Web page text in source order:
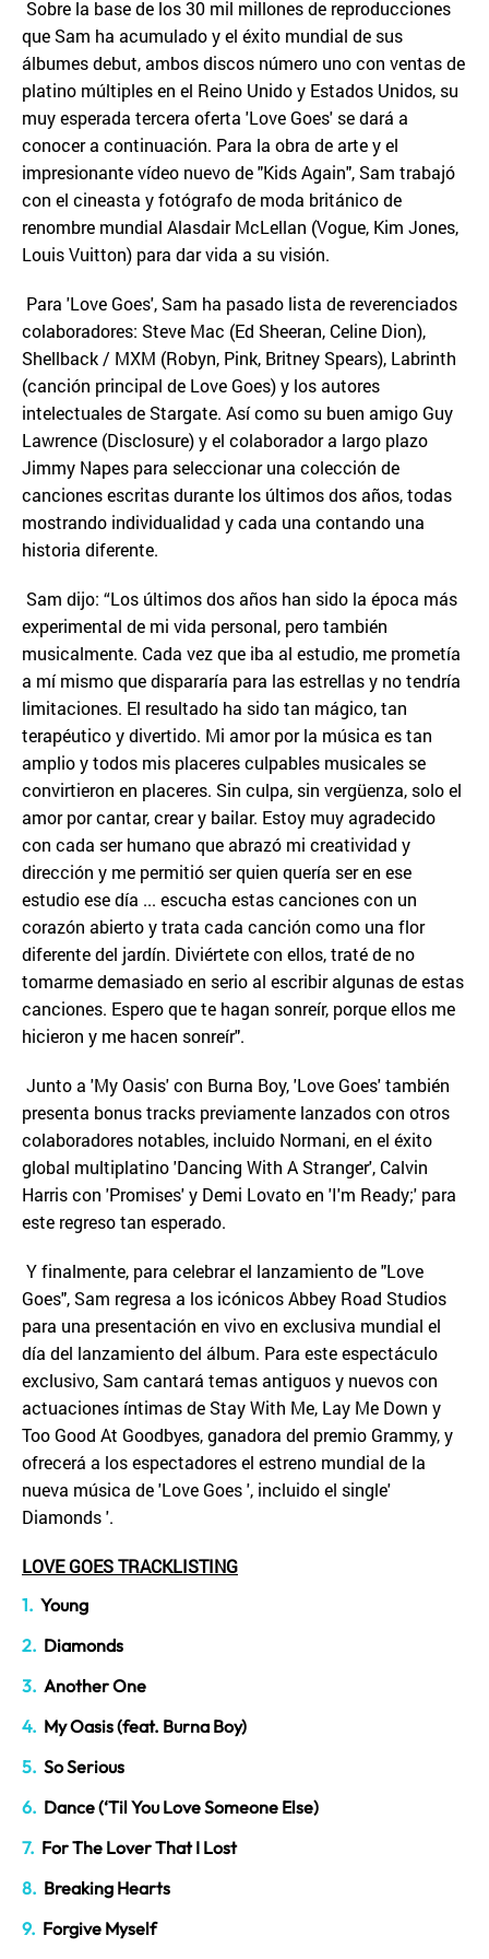
Sobre la base de los 30 mil millones de reproducciones
que Sam ha acumulado y el éxito mundial de sus
álbumes debut, ambos discos número uno con ventas de
platino múltiples en el Reino Unido y Estados Unidos, su
muy esperada tercera oferta 'Love Goes' se dará a
conocer a continuación. Para la obra de arte y el
impresionante vídeo nuevo de "Kids Again", Sam trabajó
con el cineasta y fotógrafo de moda británico de
renombre mundial Alasdair McLellan (Vogue, Kim Jones,
Louis Vuitton) para dar vida a su visión.
Para 'Love Goes', Sam ha pasado lista de reverenciados
colaboradores: Steve Mac (Ed Sheeran, Celine Dion),
Shellback / MXM (Robyn, Pink, Britney Spears), Labrinth
(canción principal de Love Goes) y los autores
intelectuales de Stargate. Así como su buen amigo Guy
Lawrence (Disclosure) y el colaborador a largo plazo
Jimmy Napes para seleccionar una colección de
canciones escritas durante los últimos dos años, todas
mostrando individualidad y cada una contando una
historia diferente.
Sam dijo: “Los últimos dos años han sido la época más
experimental de mi vida personal, pero también
musicalmente. Cada vez que iba al estudio, me prometía
a mí mismo que dispararía para las estrellas y no tendría
limitaciones. El resultado ha sido tan mágico, tan
terapéutico y divertido. Mi amor por la música es tan
amplio y todos mis placeres culpables musicales se
convirtieron en placeres. Sin culpa, sin vergüenza, solo el
amor por cantar, crear y bailar. Estoy muy agradecido
con cada ser humano que abrazó mi creatividad y
dirección y me permitió ser quien quería ser en ese
estudio ese día ... escucha estas canciones con un
corazón abierto y trata cada canción como una flor
diferente del jardín. Diviértete con ellos, traté de no
tomarme demasiado en serio al escribir algunas de estas
canciones. Espero que te hagan sonreír, porque ellos me
hicieron y me hacen sonreír".
Junto a 'My Oasis' con Burna Boy, 'Love Goes' también
presenta bonus tracks previamente lanzados con otros
colaboradores notables, incluido Normani, en el éxito
global multiplatino 'Dancing With A Stranger', Calvin
Harris con 'Promises' y Demi Lovato en 'I'm Ready;' para
este regreso tan esperado.
Y finalmente, para celebrar el lanzamiento de "Love
Goes", Sam regresa a los icónicos Abbey Road Studios
para una presentación en vivo en exclusiva mundial el
día del lanzamiento del álbum. Para este espectáculo
exclusivo, Sam cantará temas antiguos y nuevos con
actuaciones íntimas de Stay With Me, Lay Me Down y
Too Good At Goodbyes, ganadora del premio Grammy, y
ofrecerá a los espectadores el estreno mundial de la
nueva música de 'Love Goes ', incluido el single'
Diamonds '.
LOVE GOES TRACKLISTING
Young
Diamonds
Another One
My Oasis (feat. Burna Boy)
So Serious
Dance (‘Til You Love Someone Else)
For The Lover That I Lost
Breaking Hearts
Forgive Myself